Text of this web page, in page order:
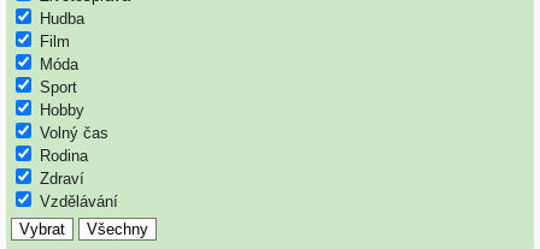
Hudba
Film
Móda
Sport
Hobby
Volný čas
Rodina
Zdraví
Vzdělávání